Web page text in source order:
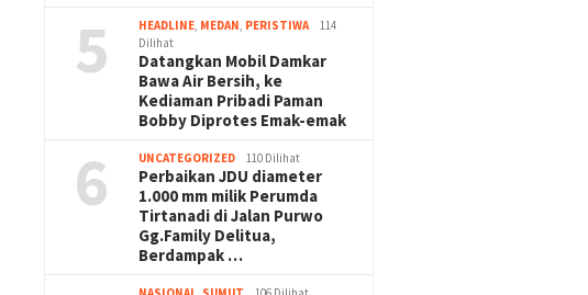
5 HEADLINE, MEDAN, PERISTIWA
114
Dilihat
Datangkan Mobil Damkar
Bawa Air Bersih, ke
Kediaman Pribadi Paman
Bobby Diprotes Emak-emak
6 UNCATEGORIZED 110 Dilihat
Perbaikan JDU diameter
1.000 mm milik Perumda
Tirtanadi di Jalan Purwo
Gg.Family Delitua,
Berdampak …